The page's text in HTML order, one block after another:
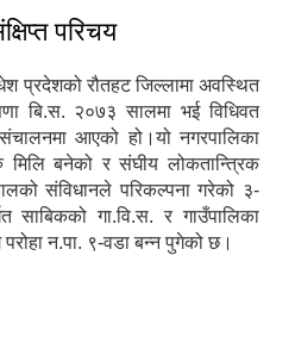
परिचय
प्रदेशको रौतहट जिल्लामा अवस्थित
बि.स. २०७३ सालमा भई विधिवत
आएको हो।यो नगरपालिका
मिलि बनेको र संघीय लोकतान्त्रिक
संविधानले परिकल्पना गरेको ३-
साबिकको गा.वि.स. र गाउँपालिका
न.पा. ९-वडा बन्न पुगेको छ।